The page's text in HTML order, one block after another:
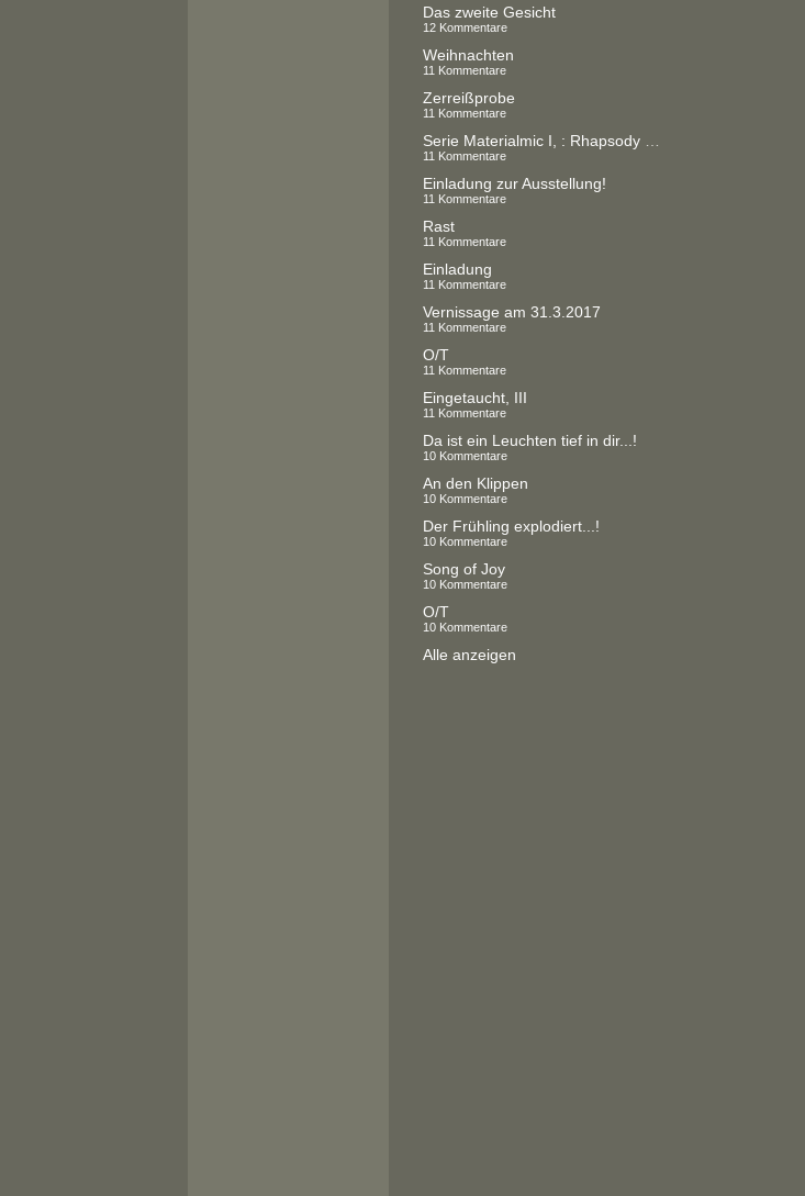
Das zweite Gesicht
12 Kommentare
Weihnachten
11 Kommentare
Zerreißprobe
11 Kommentare
11 Kommentare
Einladung zur Ausstellung!
11 Kommentare
Rast
11 Kommentare
Einladung
11 Kommentare
Vernissage am 31.3.2017
11 Kommentare
O/T
11 Kommentare
Eingetaucht, III
11 Kommentare
Da ist ein Leuchten tief in dir...!
10 Kommentare
An den Klippen
10 Kommentare
Der Frühling explodiert...!
10 Kommentare
Song of Joy
10 Kommentare
O/T
10 Kommentare
Alle anzeigen